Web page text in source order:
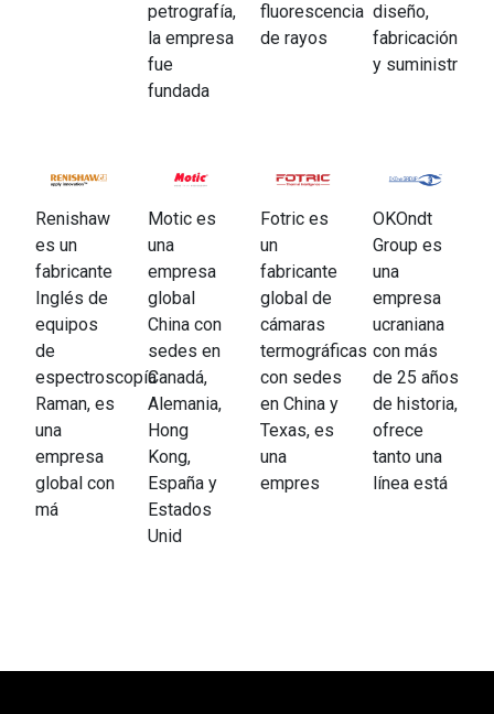
petrografía,
la empresa
fue
fundada
fluorescencia
de rayos
diseño,
fabricación
y suministr
Renishaw
es un
fabricante
Inglés de
equipos
de
espectroscopía
Raman, es
una
empresa
global con
má
Motic es
una
empresa
global
China con
sedes en
Canadá,
Alemania,
Hong
Kong,
España y
Estados
Unid
Fotric es
un
fabricante
global de
cámaras
termográficas
con sedes
en China y
Texas, es
una
empres
OKOndt
Group es
una
empresa
ucraniana
con más
de 25 años
de historia,
ofrece
tanto una
línea está